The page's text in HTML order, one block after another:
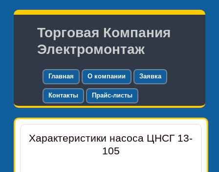
Торговая Компания
Электромонтаж
Главная О компании Заявка
Контакты Прайс-листы
Характеристики насоса ЦНСГ 13-
105